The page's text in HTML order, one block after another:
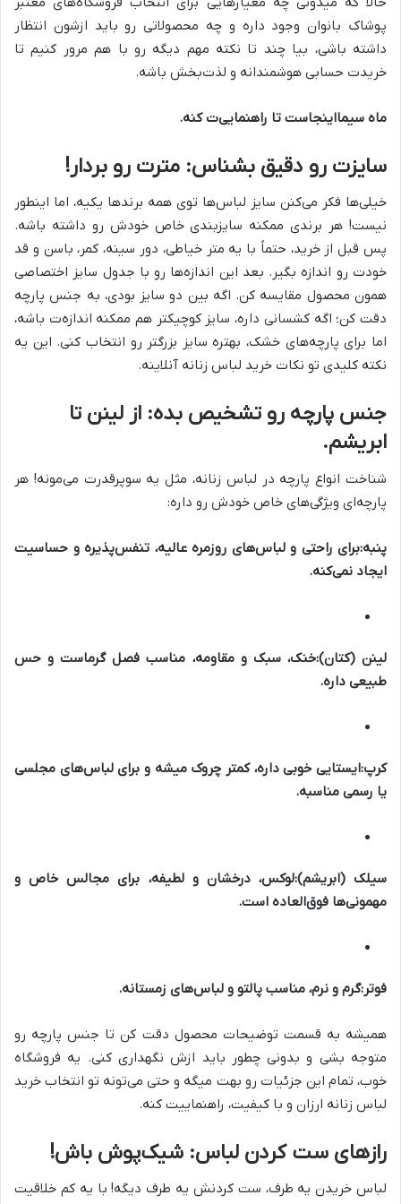
پوشاک بانوان وجود داره و چه محصولاتی رو باید ازشون انتظار
داشته باشی، بیا چند تا نکته مهم دیگه رو با هم مرور کنیم تا
خریدت حسابی هوشمندانه و لذت‌بخش باشه.
ماه سیمااینجاست تا راهنمایی‌ت کنه.
سایزت رو دقیق بشناس: مترت رو بردار!
خیلی‌ها فکر می‌کنن سایز لباس‌ها توی همه برندها یکیه، اما اینطور
نیست! هر برندی ممکنه سایزبندی خاص خودش رو داشته باشه.
پس قبل از خرید، حتماً با یه متر خیاطی، دور سینه، کمر، باسن و قد
خودت رو اندازه‌ بگیر. بعد این اندازه‌ها رو با جدول سایز اختصاصی
همون محصول مقایسه کن. اگه بین دو سایز بودی، به جنس پارچه
دقت کن؛ اگه کشسانی داره، سایز کوچیکتر هم ممکنه اندازه‌ت باشه،
اما برای پارچه‌های خشک، بهتره سایز بزرگتر رو انتخاب کنی. این یه
نکته کلیدی تو نکات خرید لباس زنانه آنلاینه.
جنس پارچه رو تشخیص بده: از لینن تا
ابریشم.
شناخت انواع پارچه در لباس زنانه، مثل یه سوپرقدرت می‌مونه! هر
پارچه‌ای ویژگی‌های خاص خودش رو داره:
پنبه:برای راحتی و لباس‌های روزمره عالیه، تنفس‌پذیره و حساسیت
ایجاد نمی‌کنه.
لینن (کتان):خنک، سبک و مقاومه، مناسب فصل گرماست و حس
طبیعی داره.
کرپ:ایستایی خوبی داره، کمتر چروک میشه و برای لباس‌های مجلسی
یا رسمی مناسبه.
سیلک (ابریشم):لوکس، درخشان و لطیفه، برای مجالس خاص و
مهمونی‌ها فوق‌العاده است.
فوتر:گرم و نرم، مناسب پالتو و لباس‌های زمستانه.
همیشه به قسمت توضیحات محصول دقت کن تا جنس پارچه رو
متوجه بشی و بدونی چطور باید ازش نگهداری کنی. یه فروشگاه
خوب، تمام این جزئیات رو بهت میگه و حتی می‌تونه تو انتخاب خرید
لباس زنانه ارزان و با کیفیت، راهنماییت کنه.
رازهای ست کردن لباس: شیک‌پوش باش!
لباس خریدن یه طرف، ست کردنش یه طرف دیگه! با یه کم خلاقیت